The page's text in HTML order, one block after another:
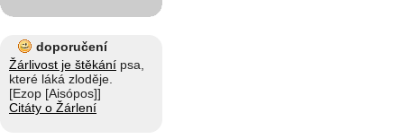
doporučení
Žárlivost je štěkání psa,
které láká zloděje.
[Ezop [Aisópos]]
Citáty o Žárlení